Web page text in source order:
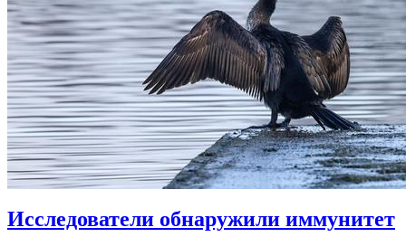
Исследователи обнаружили иммунитет